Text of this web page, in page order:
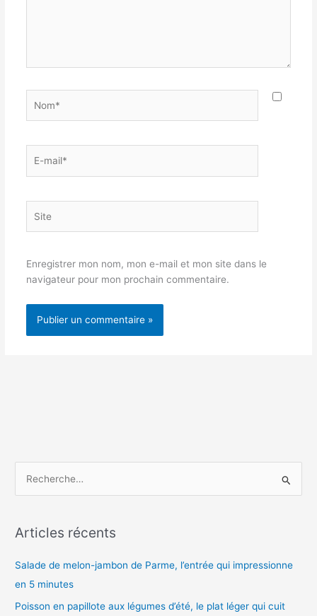
mail*
Enregistrer mon nom, mon e-mail et mon site dans le
navigateur pour mon prochain commentaire.
h
r
c
h
Articles récents
Salade de melon-jambon de Parme, l’entrée qui impressionne
en 5 minutes
Poisson en papillote aux légumes d’été, le plat léger qui cuit